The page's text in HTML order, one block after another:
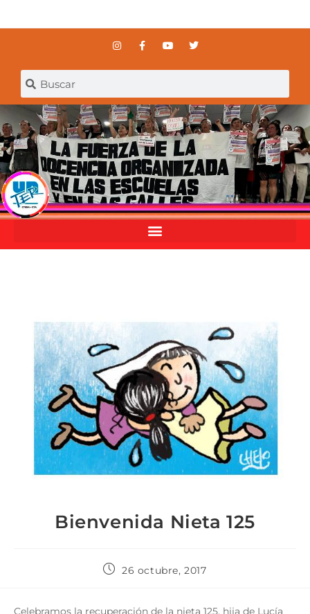
Bienvenida Nieta 125
26 octubre, 2017
Celebramos la recuperación de la nieta 125, hija de Lucía